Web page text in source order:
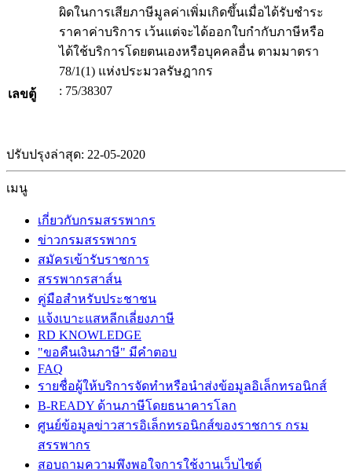
ผิดในการเสียภาษีมูลค่าเพิ่มเกิดขึ้นเมื่อได้รับชำระ
ราคาค่าบริการ เว้นแต่จะได้ออกใบกำกับภาษีหรือ
ได้ใช้บริการโดยตนเองหรือบุคคลอื่น ตามมาตรา
78/1(1) แห่งประมวลรัษฎากร
เลขตู้
: 75/38307
ปรับปรุงล่าสุด: 22-05-2020
เมนู
เกี่ยวกับกรมสรรพากร
ข่าวกรมสรรพากร
สมัครเข้ารับราชการ
สรรพากรสาส์น
คู่มือสำหรับประชาชน
แจ้งเบาะแสหลีกเลี่ยงภาษี
RD KNOWLEDGE
"ขอคืนเงินภาษี" มีคำตอบ
FAQ
รายชื่อผู้ให้บริการจัดทำหรือนำส่งข้อมูลอิเล็กทรอนิกส์
B-READY ด้านภาษีโดยธนาคารโลก
ศูนย์ข้อมูลข่าวสารอิเล็กทรอนิกส์ของราชการ กรม
สรรพากร
สอบถามความพึงพอใจการใช้งานเว็บไซต์